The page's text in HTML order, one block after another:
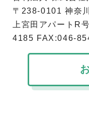
〒238-0101 神奈
上宮田アパートR
4185 FAX:046-